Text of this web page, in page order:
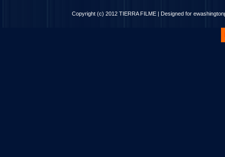
Copyright (c) 2012 TIERRA FILME | Designed for